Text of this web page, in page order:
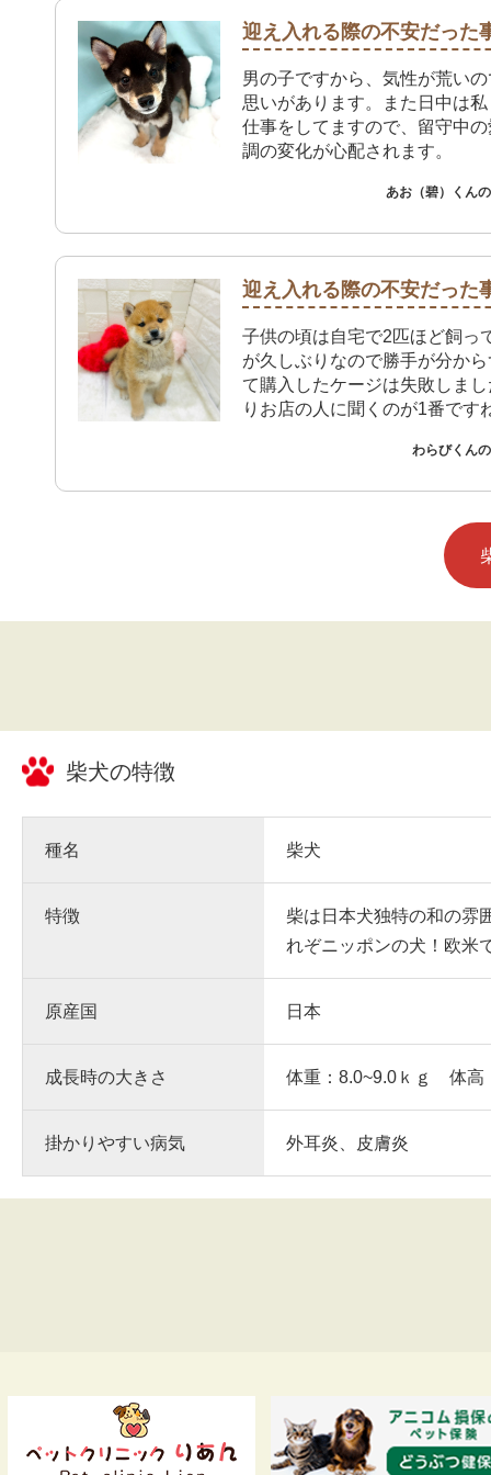
迎え入れる際の不安だった
男の子ですから、気性が荒い
思いがあります。また日中は
仕事をしてますので、留守中
調の変化が心配されます。
あお（碧）くん
迎え入れる際の不安だった
子供の頃は自宅で2匹ほど飼っ
が久しぶりなので勝手が分か
て購入したケージは失敗しま
りお店の人に聞くのが1番です
わらびくん
柴犬の特徴
種名 柴犬
特徴
柴は日本犬独特の和の雰
れぞニッポンの犬！欧米
原産国 日本
成長時の大きさ 体重：8.0~9.0ｋｇ 体高
掛かりやすい病気 外耳炎、皮膚炎